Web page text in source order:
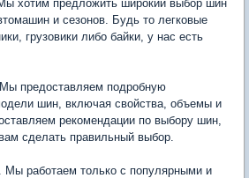
хотим предложить широкий выбор шин
и сезонов. Будь то легковые
грузовики либо байки, у нас есть
предоставляем подробную
шин, включая свойства, объемы и
рекомендации по выбору шин,
сделать правильный выбор.
Мы работаем только с популярными и